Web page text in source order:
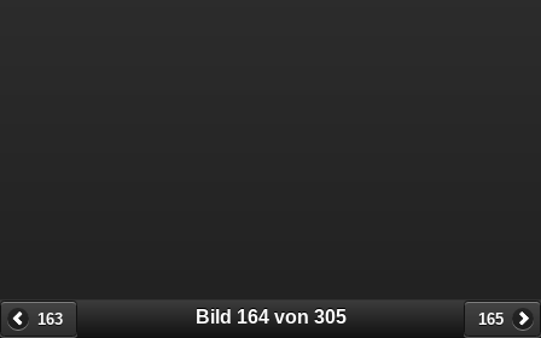
163 165
Bild 164 von 305